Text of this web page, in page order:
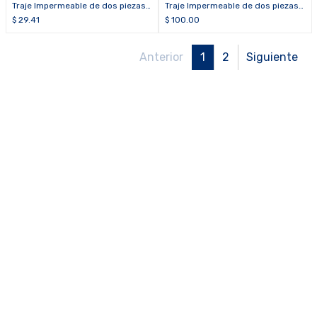
Traje Impermeable de dos piezas
calibre 12, amarillo 2L (sin cinta
$ 29.41
Traje Impermeable de dos piezas
calibre 12, amarillo 2L (con cinta
piernas y pecho)
$ 100.00
Anterior 1 2 Siguiente